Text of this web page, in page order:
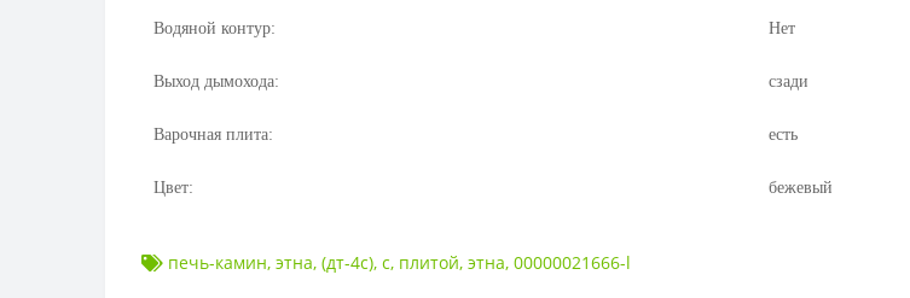
Водяной контур: Нет
Выход дымохода: сзади
Варочная плита: есть
Цвет: бежевый
печь-камин, этна, (дт-4с), с, плитой, этна, 00000021666-l